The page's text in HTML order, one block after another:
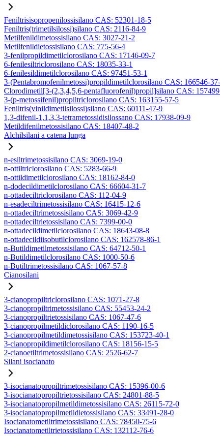
Feniltrisisopropenilossisilano CAS: 52301-18-5
Feniltris(trimetilsilossi)silano CAS: 2116-84-9
Metilfenildimetossisilano CAS: 3027-21-2
Metilfenildietossisilano CAS: 775-56-4
3-fenilpropildimetilclorosilano CAS: 17146-09-7
6-fenilesiltriclorosilano CAS: 18035-33-1
6-fenilesildimetilclorosilano CAS: 97451-53-1
3-(Pentabromofenilmetossi)propildimetilclorosilano CAS: 166546-
Clorodimetil[3-(2,3,4,5,6-pentafluorofenil)propil]silano CAS:
3-(p-metossifenil)propiltriclorosilano CAS: 163155-57-5
Feniltris(vinildimetilsilossi)silano CAS: 60111-47-9
1,3-difenil-1,1,3,3-tetrametossidisilossano CAS: 17938-09-9
Metildifenilmetossisilano CAS: 18407-48-2
Alchilsilani a catena lunga
n-esiltrimetossisilano CAS: 3069-19-0
n-ottiltriclorosilano CAS: 5283-66-9
n-ottildimetilclorosilano CAS: 18162-84-0
n-dodecildimetilclorosilano CAS: 66604-31-7
n-ottadeciltriclorosilano CAS: 112-04-9
n-esadeciltrimetossisilano CAS: 16415-12-6
n-ottadeciltrimetossisilano CAS: 3069-42-9
n-ottadeciltrietossisilano CAS: 7399-00-0
n-ottadecildimetilclorosilano CAS: 18643-08-8
n-ottadecildiisobutilclorosilano CAS: 162578-86-1
n-Butildimetilmetossisilano CAS: 64712-50-1
n-Butildimetilclorosilano CAS: 1000-50-6
n-Butiltrimetossisilano CAS: 1067-57-8
Cianosilani
3-cianopropiltriclorosilano CAS: 1071-27-8
3-cianopropiltrimetossisilano CAS: 55453-24-2
3-cianopropiltrietossisilano CAS: 1067-47-6
3-cianopropilmetildiclorosilano CAS: 1190-16-5
3-cianopropilmetildimetossisilano CAS: 153723-40-1
3-cianopropildimetilclorosilano CAS: 18156-15-5
2-cianoetiltrimetossisilano CAS: 2526-62-7
Silani isocianato
3-isocianatopropiltrimetossisilano CAS: 15396-00-6
3-isocianatopropiltrietossisilano CAS: 24801-88-5
3-isocianatopropilmetildimetossisilano CAS: 26115-72-0
3-isocianatopropilmetildietossisilano CAS: 33491-28-0
Isocianatometiltrimetossisilano CAS: 78450-75-6
Isocianatometiltrietossisilano CAS: 132112-76-6